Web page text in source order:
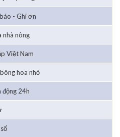
- Ghi ơn
nhà nông
Việt Nam
hoa nhỏ
động 24h